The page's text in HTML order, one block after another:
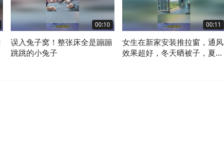
00:10
误入兔子窝！整张床全是蹦蹦
跳跳的小兔子
00:11
女生在新家安装推拉窗，通风
效果超好，冬天晒被子，夏天